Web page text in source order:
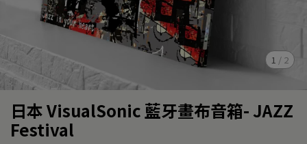
1 / 2
日本 VisualSonic 藍牙畫布音箱- JAZZ
Festival